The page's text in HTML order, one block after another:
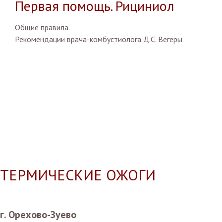
Первая помощь. Рициниол
Общие правила.
Рекомендации врача-комбустиолога Д.С. Вегеры
ТЕРМИЧЕСКИЕ ОЖОГИ
г. Орехово-Зуево